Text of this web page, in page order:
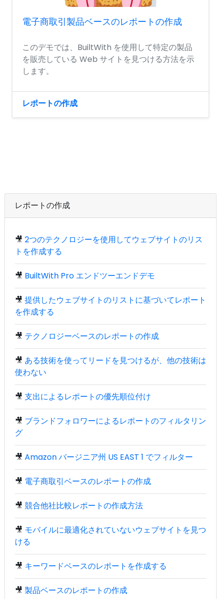
電子商取引製品ベースのレポートの作成
このデモでは、BuiltWith を使用して特定の製品
を販売している Web サイトを見つける方法を示
します。
レポートの作成
レポートの作成
🎥 2つのテクノロジーを使用してウェブサイトのリス
トを作成する
🎥 BuiltWith Pro エンドツーエンドデモ
🎥 提供したウェブサイトのリストに基づいてレポート
を作成する
🎥 テクノロジーベースのレポートの作成
🎥 ある技術を使ってリードを見つけるが、他の技術は
使わない
🎥 支出によるレポートの優先順位付け
🎥 ブランドフォロワーによるレポートのフィルタリン
グ
🎥 Amazon バージニア州 US EAST 1 でフィルター
🎥 電子商取引ベースのレポートの作成
🎥 競合他社比較レポートの作成方法
🎥 モバイルに最適化されていないウェブサイトを見つ
ける
🎥 キーワードベースのレポートを作成する
🎥 製品ベースのレポートの作成